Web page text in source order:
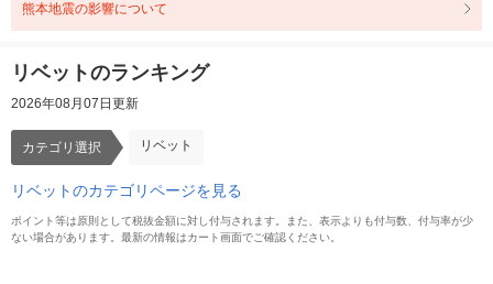
熊本地震の影響について
リベットのランキング
2026年08月07日更新
カテゴリ選択 リベット
リベットのカテゴリページを見る
ポイント等は原則として税抜金額に対し付与されます。また、表示よりも付与数、付与率が少
ない場合があります。最新の情報はカート画面でご確認ください。